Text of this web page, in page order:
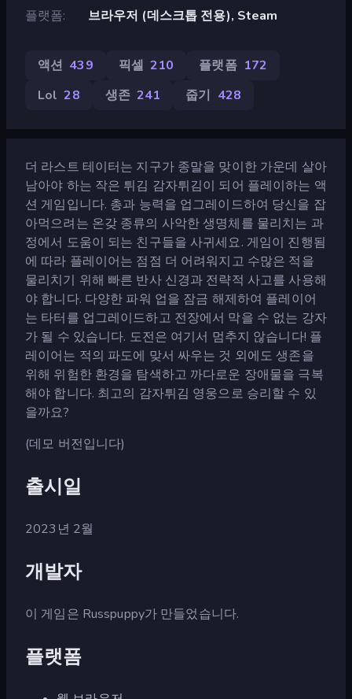
플랫폼
브라우저 (데스크톱 전용), Steam
액션 439 픽셀 210 플랫폼 172
Lol 28 생존 241 줍기 428
더 라스트 테이터는 지구가 종말을 맞이한 가운데 살아
남아야 하는 작은 튀김 감자튀김이 되어 플레이하는 액
션 게임입니다. 총과 능력을 업그레이드하여 당신을 잡
아먹으려는 온갖 종류의 사악한 생명체를 물리치는 과
정에서 도움이 되는 친구들을 사귀세요. 게임이 진행됨
에 따라 플레이어는 점점 더 어려워지고 수많은 적을
물리치기 위해 빠른 반사 신경과 전략적 사고를 사용해
야 합니다. 다양한 파워 업을 잠금 해제하여 플레이어
는 타터를 업그레이드하고 전장에서 막을 수 없는 강자
가 될 수 있습니다. 도전은 여기서 멈추지 않습니다! 플
레이어는 적의 파도에 맞서 싸우는 것 외에도 생존을
위해 위험한 환경을 탐색하고 까다로운 장애물을 극복
해야 합니다. 최고의 감자튀김 영웅으로 승리할 수 있
을까요?
(데모 버전입니다)
출시일
2023년 2월
개발자
이 게임은 Russpuppy가 만들었습니다.
플랫폼